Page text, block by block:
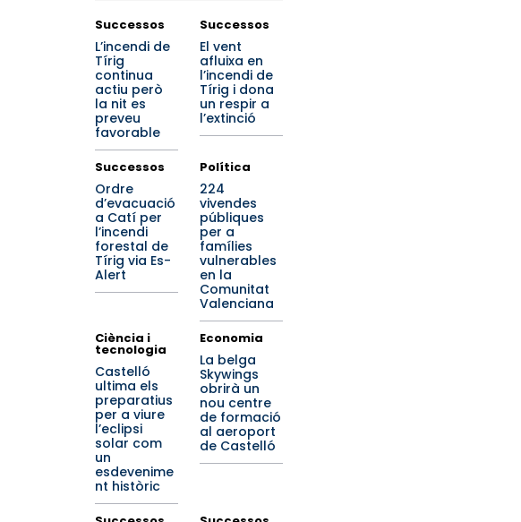
Successos
L’incendi de
Tírig
continua
actiu però
la nit es
preveu
favorable
Successos
El vent
afluixa en
l’incendi de
Tírig i dona
un respir a
l’extinció
Successos
Ordre
d’evacuació
a Catí per
l’incendi
forestal de
Tírig via Es-
Alert
Política
224
vivendes
públiques
per a
famílies
vulnerables
en la
Comunitat
Valenciana
Ciència i
tecnologia
Castelló
ultima els
preparatius
per a viure
l’eclipsi
solar com
un
esdevenime
nt històric
Economia
La belga
Skywings
obrirà un
nou centre
de formació
al aeroport
de Castelló